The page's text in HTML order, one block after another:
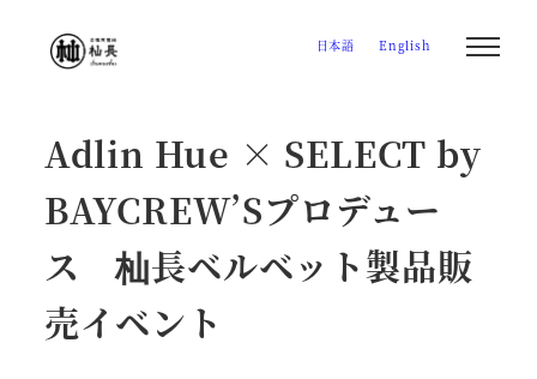
日本語 English
Adlin Hue × SELECT by
BAYCREW’Sプロデュー
ス 杣長ベルベット製品販
売イベント